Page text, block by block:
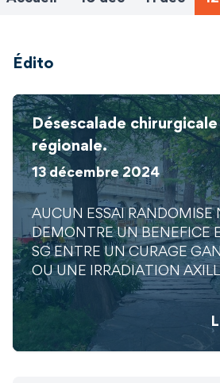
Édito
Désescalade
régionale.
13 décembre 2024
AUCUN ESSAI RANDOMISE
DEMONTRE UN BENEFICE
SG ENTRE UN CURAGE
OU UNE IRRADIATION